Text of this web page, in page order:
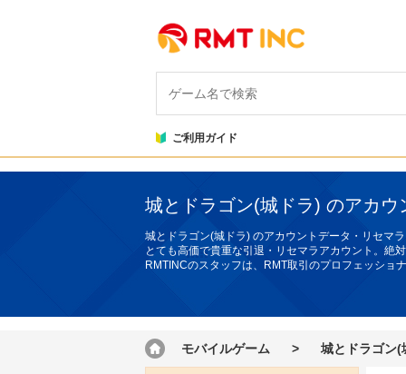
ご利用ガイド
城とドラゴン(城ドラ) のアカ
城とドラゴン(城ドラ) のアカウントデータ・リセマ
とても高価で貴重な引退・リセマラアカウント。絶
RMTINCのスタッフは、RMT取引のプロフェッショ
モバイルゲーム > 城とドラゴン(